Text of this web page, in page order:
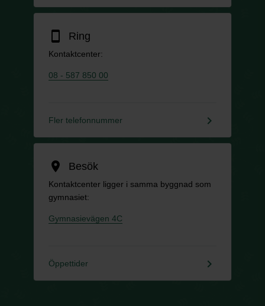
smartphone Ring
Kontaktcenter:
08 - 587 850 00
Fler telefonnummer keyboard_arrow_right
location_on Besök
Kontaktcenter ligger i samma byggnad som
gymnasiet:
Gymnasievägen 4C
Öppettider keyboard_arrow_right